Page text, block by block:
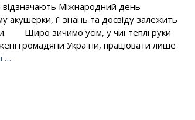
Міжнародний день
акушерки, її знань та досвіду залежить
Щиро зичимо усім, у чиї теплі руки
громадяни України, працювати лише
…